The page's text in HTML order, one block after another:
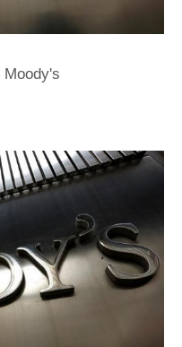
Moody's